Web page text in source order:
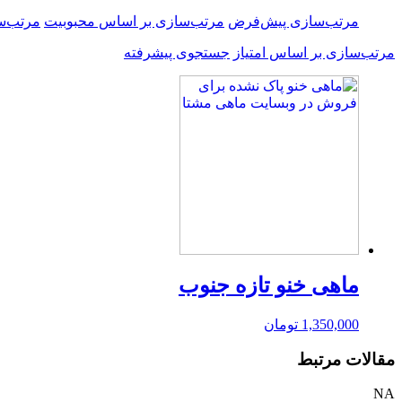
مرتب‌سازی پیش‌فرض مرتب‌سازی بر اساس محبوبیت
مرتب‌سازی بر اساس امتیاز جستجوی پیشرفته
ماهی خنو تازه جنوب
1,350,000 تومان
مقالات مرتبط
NA